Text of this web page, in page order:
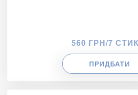
560 ГРН/7
ПРИДБАТИ